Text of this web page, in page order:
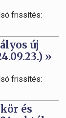
frissítés:
új
»
frissítés:
és